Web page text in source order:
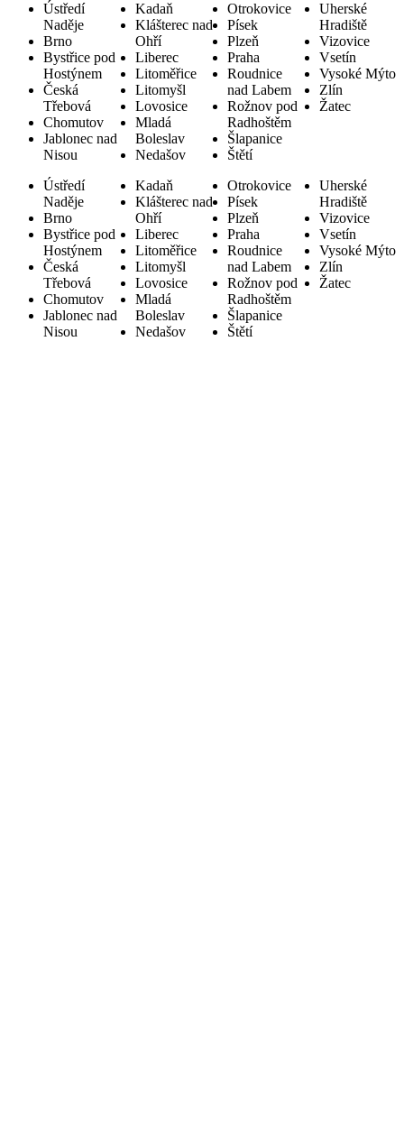
Ústředí
Naděje
Brno
Bystřice pod
Hostýnem
Česká
Třebová
Chomutov
Jablonec nad
Nisou
Kadaň
Klášterec nad
Ohří
Liberec
Litoměřice
Litomyšl
Lovosice
Mladá
Boleslav
Nedašov
Otrokovice
Písek
Plzeň
Praha
Roudnice
nad Labem
Rožnov pod
Radhoštěm
Šlapanice
Štětí
Uherské
Hradiště
Vizovice
Vsetín
Vysoké Mýto
Zlín
Žatec
Ústředí
Naděje
Brno
Bystřice pod
Hostýnem
Česká
Třebová
Chomutov
Jablonec nad
Nisou
Kadaň
Klášterec nad
Ohří
Liberec
Litoměřice
Litomyšl
Lovosice
Mladá
Boleslav
Nedašov
Otrokovice
Písek
Plzeň
Praha
Roudnice
nad Labem
Rožnov pod
Radhoštěm
Šlapanice
Štětí
Uherské
Hradiště
Vizovice
Vsetín
Vysoké Mýto
Zlín
Žatec